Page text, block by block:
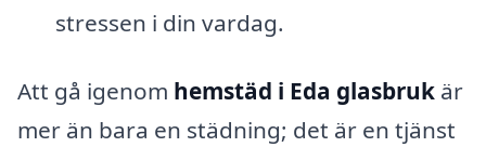
stressen i din vardag.
Att gå igenom hemstäd i Eda glasbruk är
mer än bara en städning; det är en tjänst